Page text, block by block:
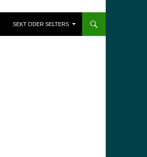
SEKT ODER SELTERS